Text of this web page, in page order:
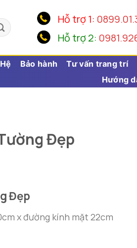
Hỗ trợ 1:
Hỗ trợ 2:
Bảo hành Tư vấn trang trí
Hướng
Đẹp
Đẹp
x đường kính mặt 22cm